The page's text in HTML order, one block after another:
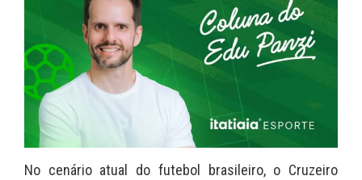
No cenário atual do futebol brasileiro, o Cruzeiro